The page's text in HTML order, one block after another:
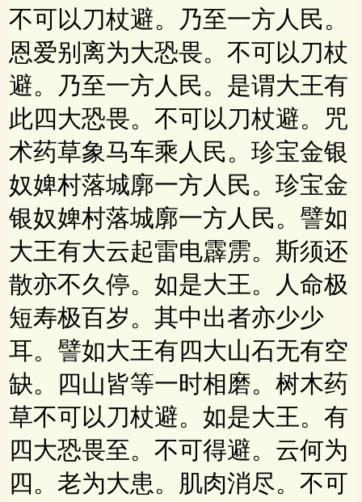
不可以刀杖避。乃至一方人民。
恩爱别离为大恐畏。不可以刀杖
避。乃至一方人民。是谓大王有
此四大恐畏。不可以刀杖避。咒
术药草象马车乘人民。珍宝金银
奴婢村落城廓一方人民。珍宝金
银奴婢村落城廓一方人民。譬如
大王有大云起雷电霹雳。斯须还
散亦不久停。如是大王。人命极
短寿极百岁。其中出者亦少少
耳。譬如大王有四大山石无有空
缺。四山皆等一时相磨。树木药
草不可以刀杖避。如是大王。有
四大恐畏至。不可得避。云何为
四。老为大患。肌肉消尽。不可